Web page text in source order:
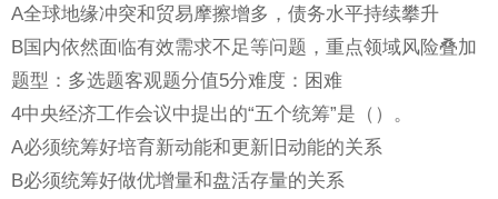
A全球地缘冲突和贸易摩擦增多，债务水平持续攀升
B国内依然面临有效需求不足等问题，重点领域风险叠加
题型：多选题客观题分值5分难度：困难
4中央经济工作会议中提出的“五个统筹”是（）。
A必须统筹好培育新动能和更新旧动能的关系
B必须统筹好做优增量和盘活存量的关系